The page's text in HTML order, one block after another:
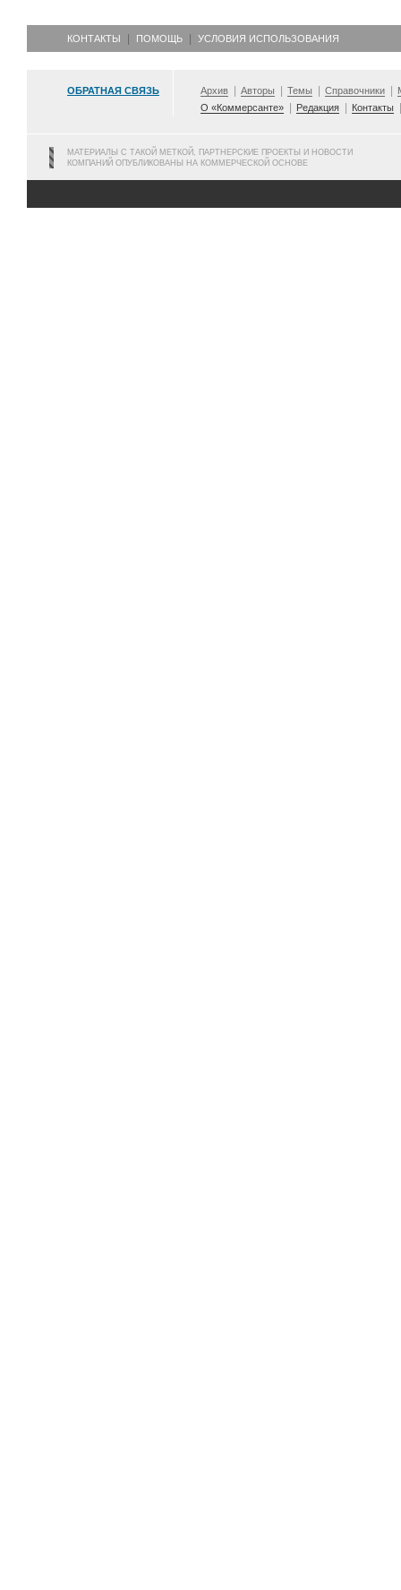
КОНТАКТЫ ПОМОЩЬ УСЛОВИЯ ИСПОЛЬЗОВАНИЯ
ОБРАТНАЯ СВЯЗЬ Архив Авторы Темы Справочники
О «Коммерсанте»
Редакция Контакты
МАТЕРИАЛЫ С ТАКОЙ МЕТКОЙ, ПАРТНЕРСКИЕ ПРОЕКТЫ И НОВОСТИ
КОМПАНИЙ ОПУБЛИКОВАНЫ НА КОММЕРЧЕСКОЙ ОСНОВЕ